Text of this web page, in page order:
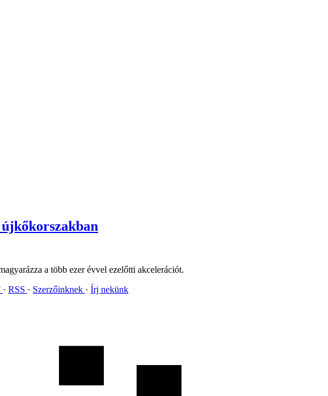
újkőkorszakban
a több ezer évvel ezelőtti akcelerációt.
RSS Szerzőinknek Írj nekünk